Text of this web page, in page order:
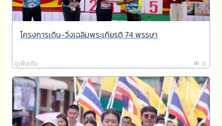
โครงการเดิน-วิ่งเฉลิมพระเกียรติ 74 พรรษา
ดูเพิ่มเติม 11